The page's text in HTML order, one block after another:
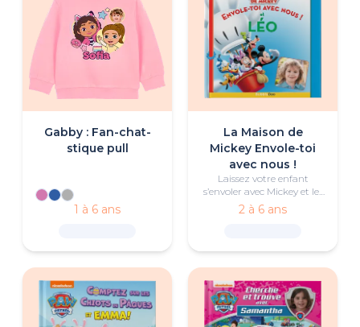
Gabby : Fan-chat-
stique pull
1 à 6 ans
La Maison de
Mickey Envole-toi
avec nous !
Laissez votre enfant
s’envoler avec Mickey et les
amis de la Maison de
Mickey pour une aventure
2 à 6 ans